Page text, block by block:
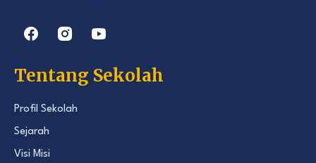
Tentang Sekolah
Profil Sekolah
Sejarah
Visi Misi